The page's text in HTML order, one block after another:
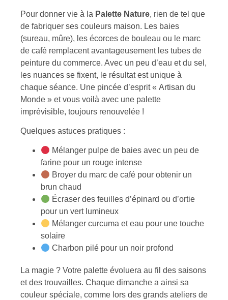
Pour donner vie à la Palette Nature, rien de tel que
de fabriquer ses couleurs maison. Les baies
(sureau, mûre), les écorces de bouleau ou le marc
de café remplacent avantageusement les tubes de
peinture du commerce. Avec un peu d’eau et du sel,
les nuances se fixent, le résultat est unique à
chaque séance. Une pincée d’esprit « Artisan du
Monde » et vous voilà avec une palette
imprévisible, toujours renouvelée !
Quelques astuces pratiques :
Mélanger pulpe de baies avec un peu de
farine pour un rouge intense
Broyer du marc de café pour obtenir un
brun chaud
Écraser des feuilles d’épinard ou d’ortie
pour un vert lumineux
Mélanger curcuma et eau pour une touche
solaire
Charbon pilé pour un noir profond
La magie ? Votre palette évoluera au fil des saisons
et des trouvailles. Chaque dimanche a ainsi sa
couleur spéciale, comme lors des grands ateliers de